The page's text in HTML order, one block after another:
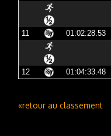
11
01:02:28.53
12
01:04:33.48
«retour au classement